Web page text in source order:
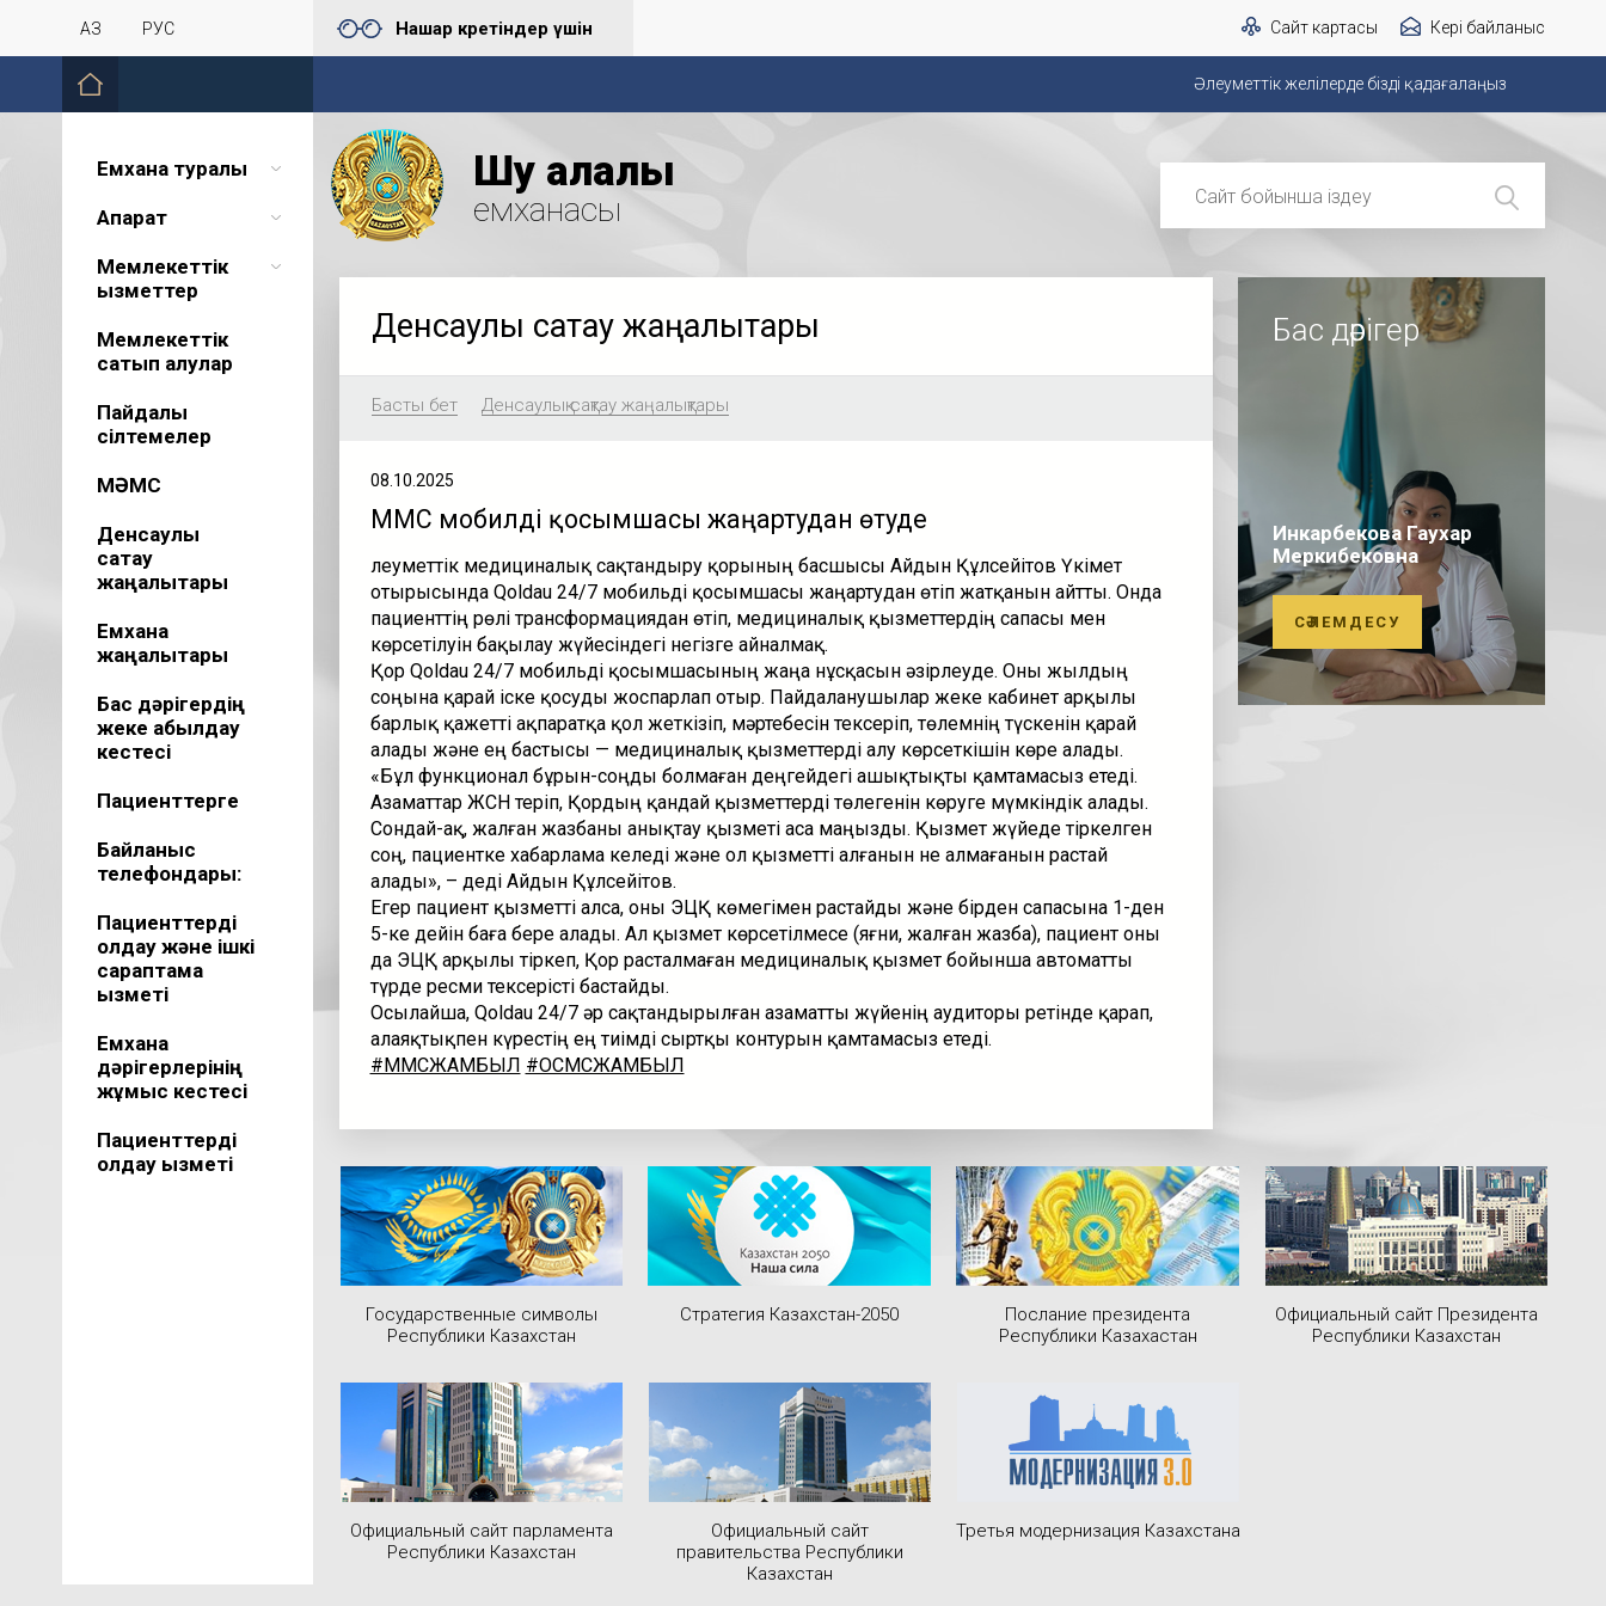
ҚАЗ РУС Нашар көретіндер үшін Сайт картасы Кері байланыс
Әлеуметтік желілерде бізді қадағалаңыз
Емхана туралы
Ақпарат
Мемлекеттік
қызметтер
Мемлекеттік
сатып алулар
Пайдалы
сілтемелер
МӘМС
Денсаулық
сақтау
жаңалықтары
Емхана
жаңалықтары
Бас дәрігердің
жеке қабылдау
кестесі
Пациенттерге
Байланыс
телефондары:
Пациенттерді
қолдау және ішкі
сараптама
қызметі
Емхана
дәрігерлерінің
жұмыс кестесі
Пациенттерді
қолдау қызметі
Шу қалалық
емханасы
Денсаулық сақтау жаңалықтары
Басты бет Денсаулық сақтау жаңалықтары
08.10.2025
МӘМС мобилді қосымшасы жаңартудан өтуде
Әлеуметтік медициналық сақтандыру қорының басшысы Айдын Құлсейітов Үкімет
отырысында Qoldau 24/7 мобильді қосымшасы жаңартудан өтіп жатқанын айтты. Онда
пациенттің рөлі трансформациядан өтіп, медициналық қызметтердің сапасы мен
көрсетілуін бақылау жүйесіндегі негізге айналмақ.
Қор Qoldau 24/7 мобильді қосымшасының жаңа нұсқасын әзірлеуде. Оны жылдың
соңына қарай іске қосуды жоспарлап отыр. Пайдаланушылар жеке кабинет арқылы
барлық қажетті ақпаратқа қол жеткізіп, мәртебесін тексеріп, төлемнің түскенін қарай
алады және ең бастысы — медициналық қызметтерді алу көрсеткішін көре алады.
«Бұл функционал бұрын-соңды болмаған деңгейдегі ашықтықты қамтамасыз етеді.
Азаматтар ЖСН теріп, Қордың қандай қызметтерді төлегенін көруге мүмкіндік алады.
Сондай-ақ, жалған жазбаны анықтау қызметі аса маңызды. Қызмет жүйеде тіркелген
соң, пациентке хабарлама келеді және ол қызметті алғанын не алмағанын растай
алады», – деді Айдын Құлсейітов.
Егер пациент қызметті алса, оны ЭЦҚ көмегімен растайды және бірден сапасына 1-ден
5-ке дейін баға бере алады. Ал қызмет көрсетілмесе (яғни, жалған жазба), пациент оны
да ЭЦҚ арқылы тіркеп, Қор расталмаған медициналық қызмет бойынша автоматты
түрде ресми тексерісті бастайды.
Осылайша, Qoldau 24/7 әр сақтандырылған азаматты жүйенің аудиторы ретінде қарап,
алаяқтықпен күрестің ең тиімді сыртқы контурын қамтамасыз етеді.
#МӘМСЖАМБЫЛ #ОСМСЖАМБЫЛ
Бас дәрігер
Инкарбекова Гаухар
Меркибековна
СӘЛЕМДЕСУ
Государственные символы
Республики Казахстан
Стратегия Казахстан-2050
Послание президента
Республики Казахастан
Официальный сайт Президента
Республики Казахстан
Официальный сайт парламента
Республики Казахстан
Официальный сайт
правительства Республики
Казахстан
Третья модернизация Казахстана